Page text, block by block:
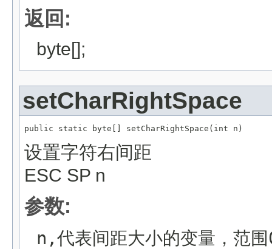
返回:
byte[];
setCharRightSpace
public static byte[] setCharRightSpace(int n)
设置字符右间距
ESC SP n
参数:
n,代表间距大小的变量，范